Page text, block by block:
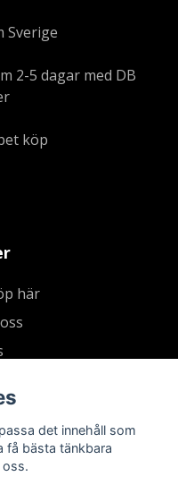
Sverige
2-5 dagar med DB
köp
här
det innehåll som
få bästa tänkbara
oss.